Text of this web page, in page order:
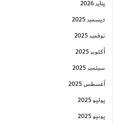
يناير 2026
ديسمبر 2025
نوفمبر 2025
أكتوبر 2025
سبتمبر 2025
أغسطس 2025
يوليو 2025
يونيو 2025